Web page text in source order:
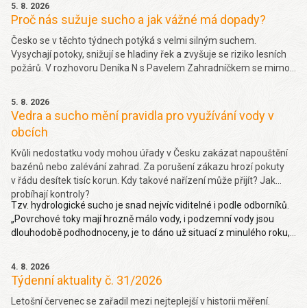
5. 8. 2026
Proč nás sužuje sucho a jak vážné má dopady?
Česko se v těchto týdnech potýká s velmi silným suchem.
Vysychají potoky, snižují se hladiny řek a zvyšuje se riziko lesních
požárů. V rozhovoru Deníka N s Pavelem Zahradníčkem se mimo
problém je málo vody v řekách. Více
5. 8. 2026
Vedra a sucho mění pravidla pro využívání vody v
obcích
Kvůli nedostatku vody mohou úřady v Česku zakázat napouštění
bazénů nebo zalévání zahrad. Za porušení zákazu hrozí pokuty
v řádu desítek tisíc korun. Kdy takové nařízení může přijít? Jak
probíhají kontroly?
Tzv. hydrologické sucho je snad nejvíc viditelné i podle odborníků.
„Povrchové toky mají hrozně málo vody, i podzemní vody jsou
dlouhodobě podhodnoceny, je to dáno už situací z minulého roku,
4. 8. 2026
Týdenní aktuality č. 31/2026
Letošní červenec se zařadil mezi nejteplejší v historii měření.